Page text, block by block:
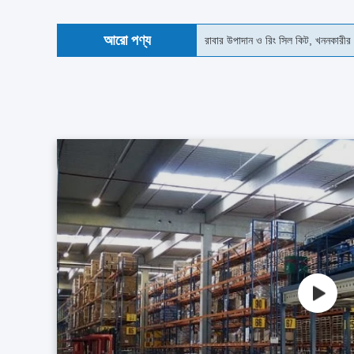
আরো পণ্য মেট্রিক রাবার সিল কিট অয়েল প্রুফ, 45